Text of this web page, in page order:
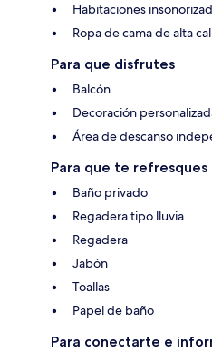
Habitaciones
Ropa de cama de alta
Para que disfrutes
Balcón
Decoración
Área de descanso
Para que te refresques
Baño privado
Regadera tipo lluvia
Regadera
Jabón
Toallas
Papel de baño
Para conectarte e